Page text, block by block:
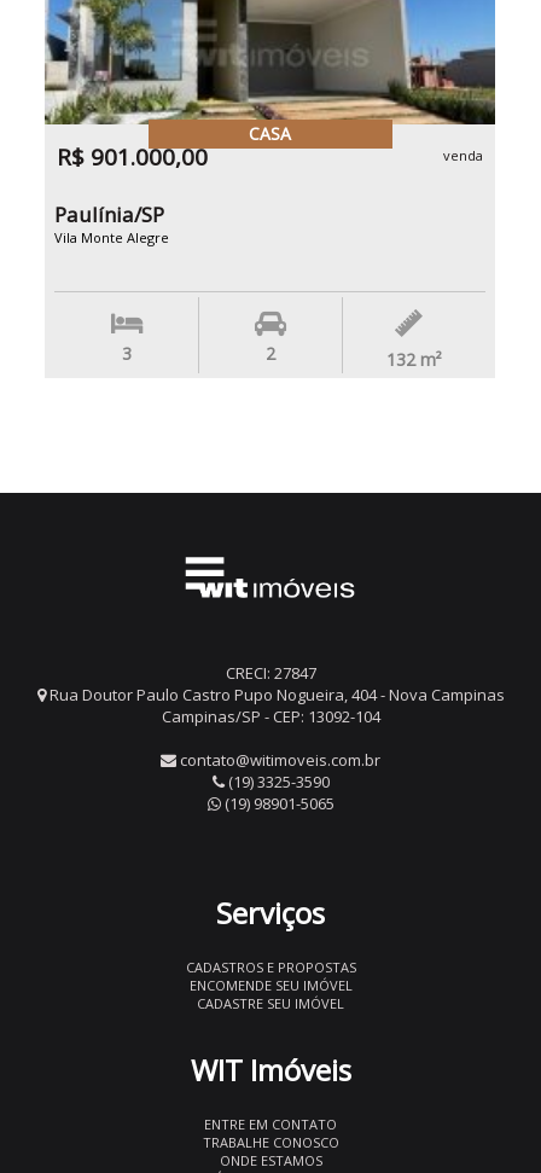
CASA
R$ 901.000,00 venda
Paulínia/SP
Vila Monte Alegre
3 2 132 m²
CRECI: 27847
Rua Doutor Paulo Castro Pupo Nogueira, 404 - Nova Campinas
Campinas/SP - CEP: 13092-104
contato@witimoveis.com.br
(19) 3325-3590
(19) 98901-5065
Serviços
CADASTROS E PROPOSTAS
ENCOMENDE SEU IMÓVEL
CADASTRE SEU IMÓVEL
WIT Imóveis
ENTRE EM CONTATO
TRABALHE CONOSCO
ONDE ESTAMOS